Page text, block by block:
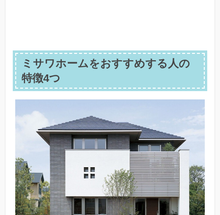
ミサワホームをおすすめする人の
特徴4つ